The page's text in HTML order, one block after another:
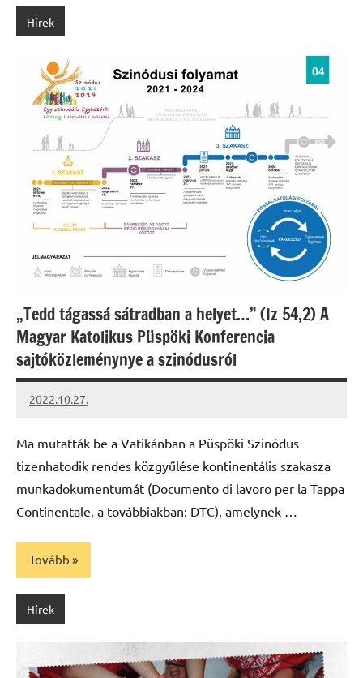
Hírek
„Tedd tágassá sátradban a helyet…” (Iz 54,2) A
Magyar Katolikus Püspöki Konferencia
sajtóközleménynye a szinódusról
2022.10.27.
kovacs.agi
Ma mutatták be a Vatikánban a Püspöki Szinódus
tizenhatodik rendes közgyűlése kontinentális szakasza
munkadokumentumát (Documento di lavoro per la Tappa
Continentale, a továbbiakban: DTC), amelynek …
Tovább
Hírek